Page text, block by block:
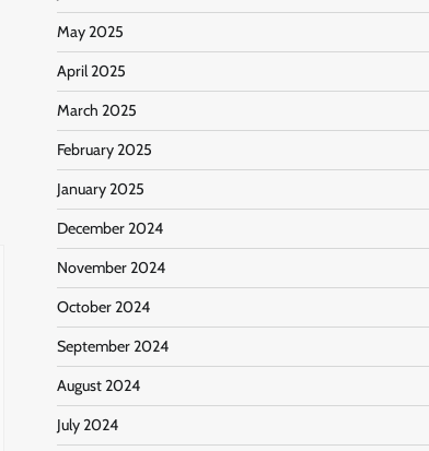
May 2025
April 2025
March 2025
February 2025
January 2025
December 2024
November 2024
October 2024
September 2024
August 2024
July 2024